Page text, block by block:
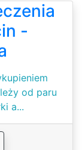
-
od paru
a...